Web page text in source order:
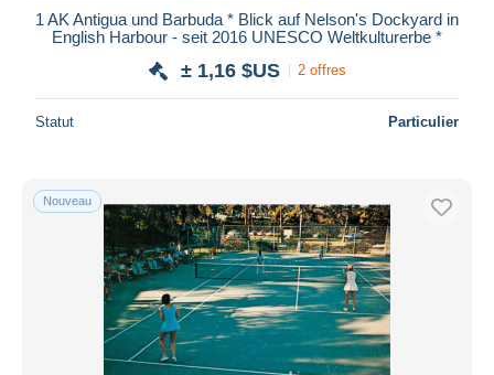
iDeal
Maestro
Appliquer
1 AK Antigua und Barbuda * Blick auf Nelson's Dockyard in
English Harbour - seit 2016 UNESCO Weltkulturerbe *
± 1,16 $US 2 offres
Statut Particulier
Nouveau